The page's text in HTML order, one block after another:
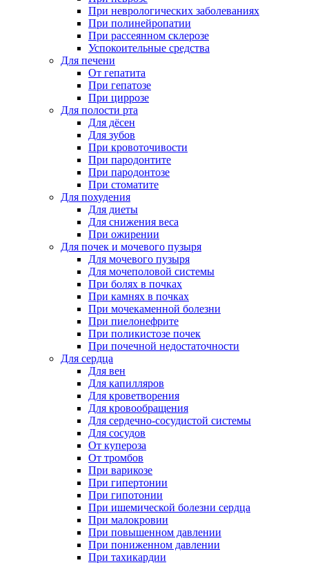
При неврологических заболеваниях
При полинейропатии
При рассеянном склерозе
Успокоительные средства
Для печени
От гепатита
При гепатозе
При циррозе
Для полости рта
Для дёсен
Для зубов
При кровоточивости
При пародонтите
При пародонтозе
При стоматите
Для похудения
Для диеты
Для снижения веса
При ожирении
Для почек и мочевого пузыря
Для мочевого пузыря
Для мочеполовой системы
При болях в почках
При камнях в почках
При мочекаменной болезни
При пиелонефрите
При поликистозе почек
При почечной недостаточности
Для сердца
Для вен
Для капилляров
Для кроветворения
Для кровообращения
Для сердечно-сосудистой системы
Для сосудов
От купероза
От тромбов
При варикозе
При гипертонии
При гипотонии
При ишемической болезни сердца
При малокровии
При повышенном давлении
При пониженном давлении
При тахикардии